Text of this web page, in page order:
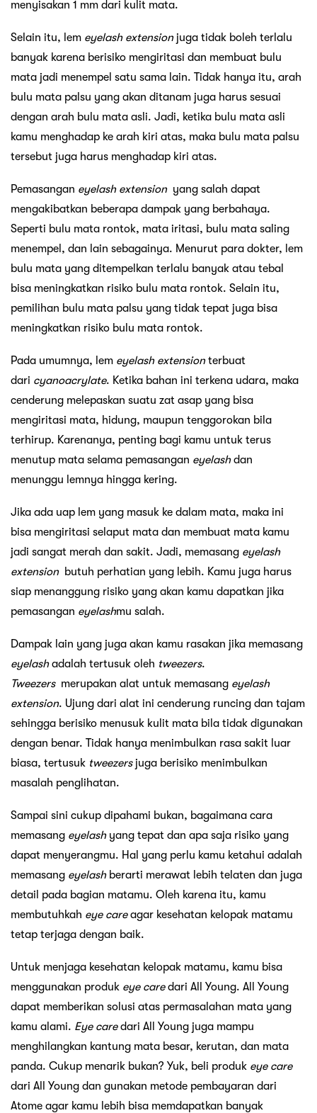
menyisakan 1 mm dari kulit mata.
Selain itu, lem eyelash extensionjuga tidak boleh terlalu
banyak karena berisiko mengiritasi dan membuat bulu
mata jadi menempel satu sama lain. Tidak hanya itu, arah
bulu mata palsu yang akan ditanam juga harus sesuai
dengan arah bulu mata asli. Jadi, ketika bulu mata asli
kamu menghadap ke arah kiri atas, maka bulu mata palsu
tersebut juga harus menghadap kiri atas.
Pemasangan eyelash extensionyang salah dapat
mengakibatkan beberapa dampak yang berbahaya.
Seperti bulu mata rontok, mata iritasi, bulu mata saling
menempel, dan lain sebagainya. Menurut para dokter, lem
bulu mata yang ditempelkan terlalu banyak atau tebal
bisa meningkatkan risiko bulu mata rontok. Selain itu,
pemilihan bulu mata palsu yang tidak tepat juga bisa
meningkatkan risiko bulu mata rontok.
Pada umumnya, lem eyelash extensionterbuat
dari cyanoacrylate. Ketika bahan ini terkena udara, maka
cenderung melepaskan suatu zat asap yang bisa
mengiritasi mata, hidung, maupun tenggorokan bila
terhirup. Karenanya, penting bagi kamu untuk terus
menutup mata selama pemasangan eyelashdan
menunggu lemnya hingga kering.
Jika ada uap lem yang masuk ke dalam mata, maka ini
bisa mengiritasi selaput mata dan membuat mata kamu
jadi sangat merah dan sakit. Jadi, memasang eyelash
extensionbutuh perhatian yang lebih. Kamu juga harus
siap menanggung risiko yang akan kamu dapatkan jika
pemasangan eyelashmu salah.
Dampak lain yang juga akan kamu rasakan jika memasang
eyelashadalah tertusuk oleh tweezers.
Tweezersmerupakan alat untuk memasang eyelash
extension. Ujung dari alat ini cenderung runcing dan tajam
sehingga berisiko menusuk kulit mata bila tidak digunakan
dengan benar. Tidak hanya menimbulkan rasa sakit luar
biasa, tertusuk tweezersjuga berisiko menimbulkan
masalah penglihatan.
Sampai sini cukup dipahami bukan, bagaimana cara
memasang eyelashyang tepat dan apa saja risiko yang
dapat menyerangmu. Hal yang perlu kamu ketahui adalah
memasang eyelashberarti merawat lebih telaten dan juga
detail pada bagian matamu. Oleh karena itu, kamu
membutuhkah eye careagar kesehatan kelopak matamu
tetap terjaga dengan baik.
Untuk menjaga kesehatan kelopak matamu, kamu bisa
menggunakan produk eye caredari All Young. All Young
dapat memberikan solusi atas permasalahan mata yang
kamu alami. Eye caredari All Young juga mampu
menghilangkan kantung mata besar, kerutan, dan mata
panda. Cukup menarik bukan? Yuk, beli produk eye care
dari All Young dan gunakan metode pembayaran dari
Atome agar kamu lebih bisa memdapatkan banyak